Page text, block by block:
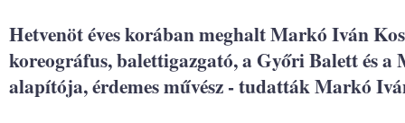
Hetvenöt éves korában meghalt Markó Iván
koreográfus, balettigazgató, a Győri Balett és a
alapítója, érdemes művész - tudatták Markó